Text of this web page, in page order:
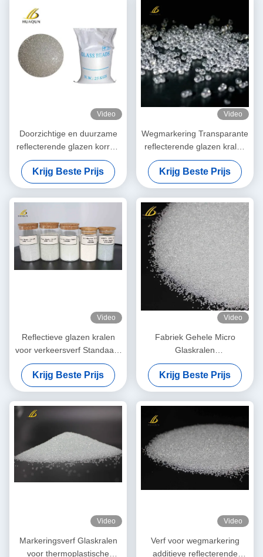
Video
Doorzichtige en duurzame
reflecterende glazen korrels
voor wegmarkering
verbeteren veiligheid en
duurzaamheid
Krijg Beste Prijs
Video
Wegmarkering Transparante
reflecterende glazen kralen
Helder rond en zeer
reflecterend voor de
veiligheid
Krijg Beste Prijs
Video
Reflectieve glazen kralen
voor verkeersverf Standaard
glazen kralen wegverf
Thermoplastische verf
Krijg Beste Prijs
Video
Fabriek Gehele Micro
Glaskralen
Thermoplastische
wegmarkering Gebruik
hoogreflecterende
glaskralen
Krijg Beste Prijs
Video
Markeringsverf Glaskralen
voor thermoplastische
Video
Verf voor wegmarkering
additieve reflecterende